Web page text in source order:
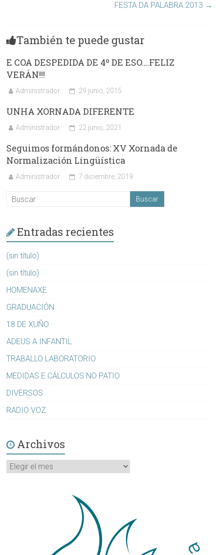
FESTA DA PALABRA 2013 →
También te puede gustar
E COA DESPEDIDA DE 4º DE ESO….FELIZ
VERÁN!!!
Administrador 29 junio, 2015
UNHA XORNADA DIFERENTE
Administrador 22 junio, 2021
Seguimos formándonos: XV Xornada de
Normalización Lingüística
Administrador 7 diciembre, 2019
Entradas recientes
(sin título)
(sin título)
HOMENAXE
GRADUACIÓN
18 DE XUÑO
ADEUS A INFANTIL
TRABALLO LABORATORIO
MEDIDAS E CÁLCULOS NO PATIO
DIVERSOS
RADIO VOZ
Archivos
Archivos